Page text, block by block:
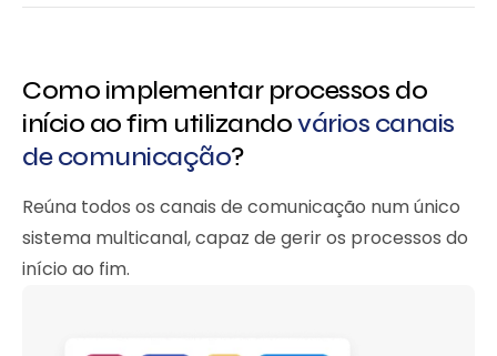
Como implementar processos do
início ao fim utilizandovários canais
de comunicação?
Reúna todos os canais de comunicação num único
sistema multicanal, capaz de gerir os processos do
início ao fim.